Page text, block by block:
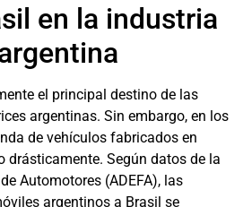
en la industria
el principal destino de las
argentinas. Sin embargo, en los
de vehículos fabricados en
drásticamente. Según datos de la
Automotores (ADEFA), las
argentinos a Brasil se